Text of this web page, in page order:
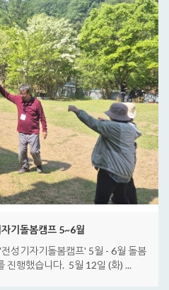
기돌봄캠프 5~6월
성기자기돌봄캠프' 5월 - 6월 돌봄
진행했습니다. ​ 5월 12일 (화) ...